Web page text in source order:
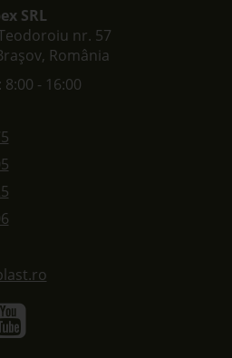
SRL
nr. 57
România
- 16:00